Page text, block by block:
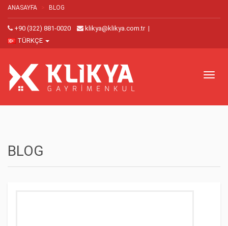
ANASAYFA BLOG
+90 (322) 881-0020 klikya@klikya.com.tr|
TÜRKÇE
BLOG